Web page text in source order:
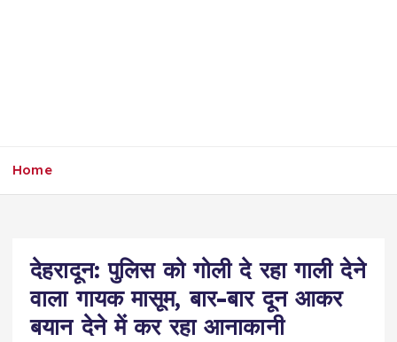
Home
देहरादून: पुलिस को गोली दे रहा गाली देने
वाला गायक मासूम, बार-बार दून आकर
बयान देने में कर रहा आनाकानी